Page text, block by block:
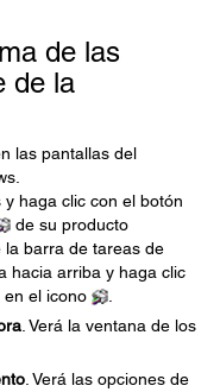
de las
de la
las pantallas del
haga clic con el botón
de su producto
la barra de tareas de
hacia arriba y haga clic
el icono
. Verá la ventana de los
. Verá las opciones de